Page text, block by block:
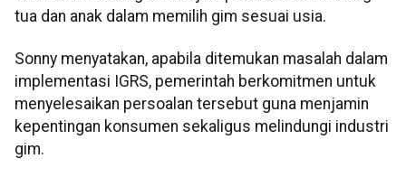
tua dan anak dalam memilih gim sesuai usia.
Sonny menyatakan, apabila ditemukan masalah dalam
implementasi IGRS, pemerintah berkomitmen untuk
menyelesaikan persoalan tersebut guna menjamin
kepentingan konsumen sekaligus melindungi industri
gim.